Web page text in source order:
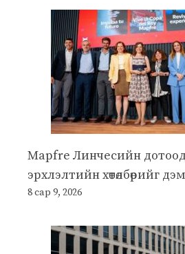
Mapfre Линчесийн
эрхлэлтийн хөтөлбөрийг
8 сар 9, 2026